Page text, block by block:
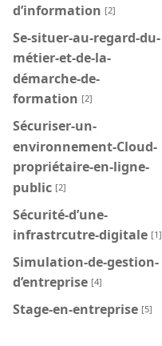
d’information [2]
Se-situer-au-regard-du-
métier-et-de-la-
démarche-de-
formation [2]
Sécuriser-un-
environnement-Cloud-
propriétaire-en-ligne-
public [2]
Sécurité-d’une-
infrastrcutre-digitale [1]
Simulation-de-gestion-
d’entreprise [4]
Stage-en-entreprise [5]